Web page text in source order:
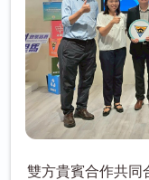
雙方貴賓合作共同